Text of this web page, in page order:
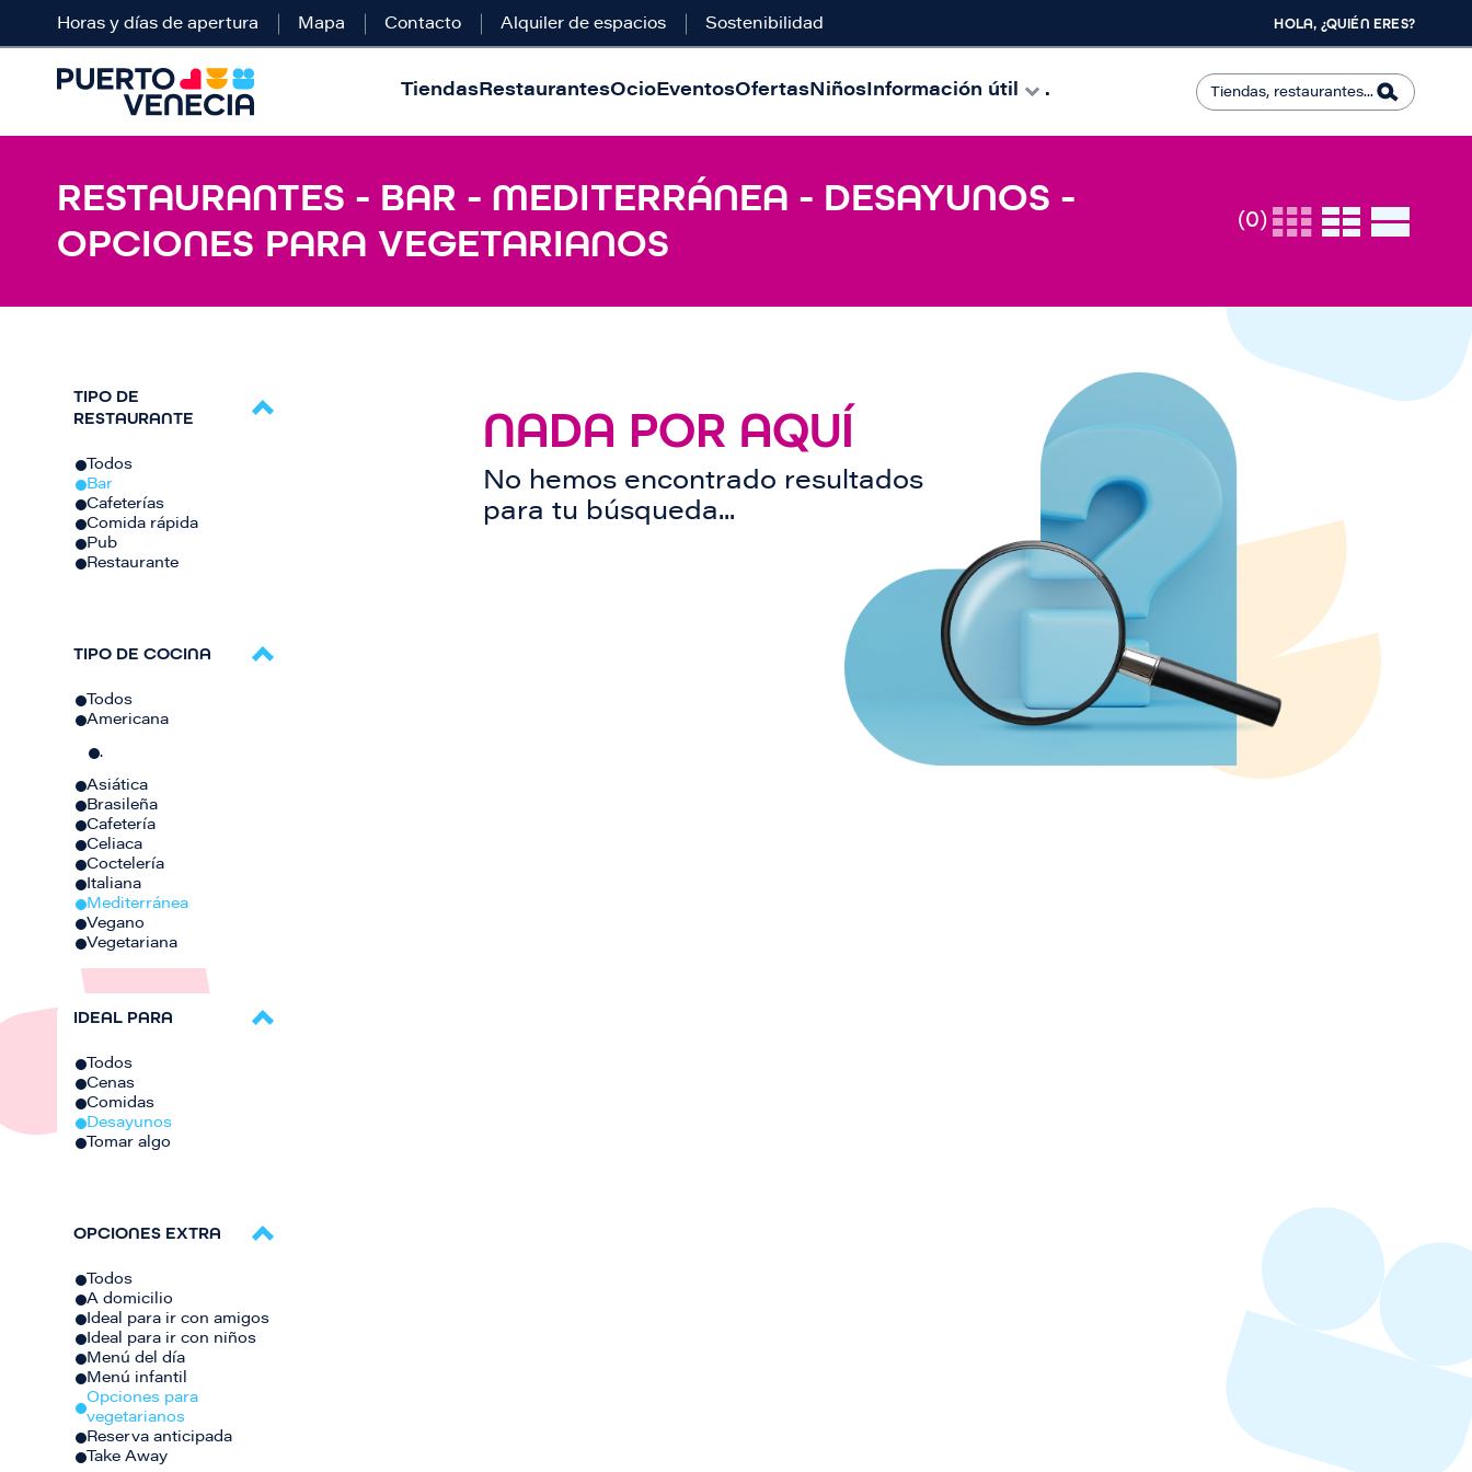
Horas y días de apertura Mapa Contacto Alquiler de espacios Sostenibilidad HOLA, ¿QUIÉN ERES?
TiendasRestaurantesOcioEventosOfertasNiñosInformación útil .
RESTAURANTES - BAR - MEDITERRÁNEA - DESAYUNOS -
OPCIONES PARA VEGETARIANOS
(0)
TIPO DE
RESTAURANTE
Todos
Bar
Cafeterías
Comida rápida
Pub
Restaurante
TIPO DE COCINA
Todos
Americana
.
Asiática
Brasileña
Cafetería
Celiaca
Coctelería
Italiana
Mediterránea
Vegano
Vegetariana
IDEAL PARA
Todos
Cenas
Comidas
Desayunos
Tomar algo
OPCIONES EXTRA
Todos
A domicilio
Ideal para ir con amigos
Ideal para ir con niños
Menú del día
Menú infantil
Opciones para
vegetarianos
Reserva anticipada
Take Away
NADA POR AQUÍ
No hemos encontrado resultados
para tu búsqueda...